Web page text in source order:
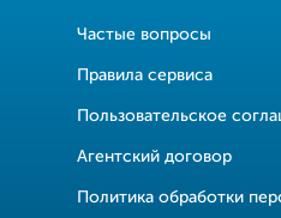
Частые вопросы
Правила сервиса
Пользовательское
Агентский договор
Политика обработки